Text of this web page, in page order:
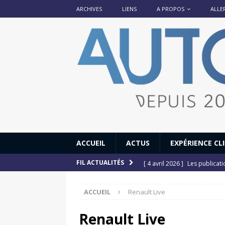
ARCHIVES LIENS A PROPOS
ACCUEIL ACTUS EXPÉRIENCE
FIL ACTUALITÉS [ 4 avril 2026 ] Les
[ 12 juillet 2025 ]
[ 6 juillet 2025 ]
ACCUEIL Renault Live
Renault Live